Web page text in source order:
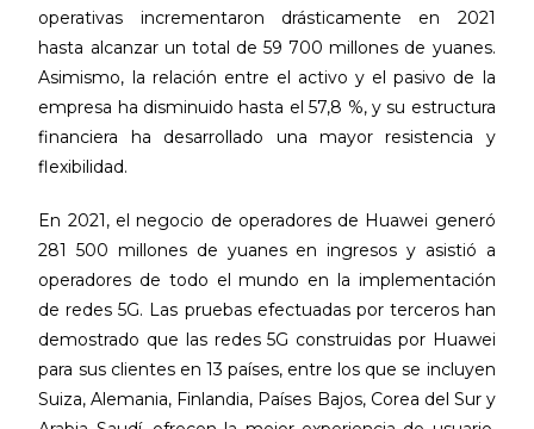
operativas incrementaron drásticamente en 2021
hasta alcanzar un total de 59 700 millones de yuanes.
Asimismo, la relación entre el activo y el pasivo de la
empresa ha disminuido hasta el 57,8 %, y su estructura
financiera ha desarrollado una mayor resistencia y
flexibilidad.
En 2021, el negocio de operadores de Huawei generó
281 500 millones de yuanes en ingresos y asistió a
operadores de todo el mundo en la implementación
de redes 5G. Las pruebas efectuadas por terceros han
demostrado que las redes 5G construidas por Huawei
para sus clientes en 13 países, entre los que se incluyen
Suiza, Alemania, Finlandia, Países Bajos, Corea del Sur y